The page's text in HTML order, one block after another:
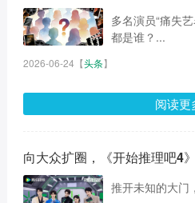
多名演员“痛失
都是谁？...
2026-06-24 【头条】
阅读更
向大众扩圈，《开始推理吧4
推开未知的大门